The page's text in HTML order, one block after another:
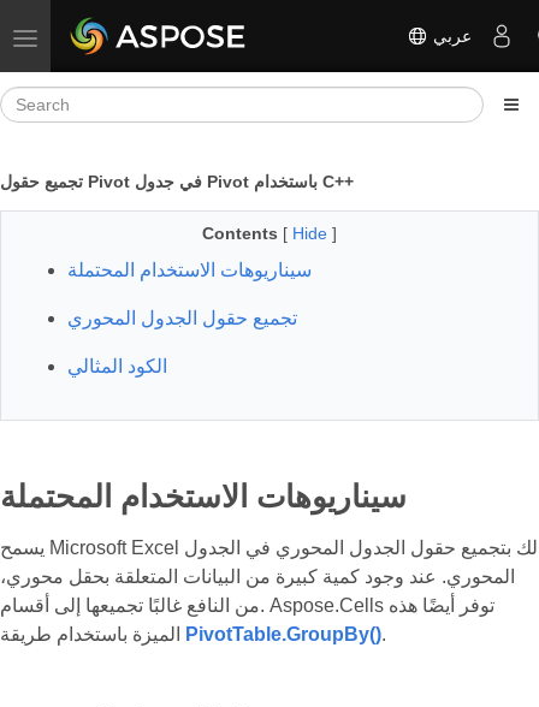
Toggle navigation عربي
تجميع حقول Pivot في جدول Pivot باستخدام C++
Contents [ Hide ]
سيناريوهات الاستخدام المحتملة
تجميع حقول الجدول المحوري
الكود المثالي
سيناريوهات الاستخدام المحتملة
يسمح Microsoft Excel لك بتجميع حقول الجدول المحوري في الجدول
المحوري. عند وجود كمية كبيرة من البيانات المتعلقة بحقل محوري،
من النافع غالبًا تجميعها إلى أقسام. Aspose.Cells توفر أيضًا هذه
PivotTable.GroupBy().